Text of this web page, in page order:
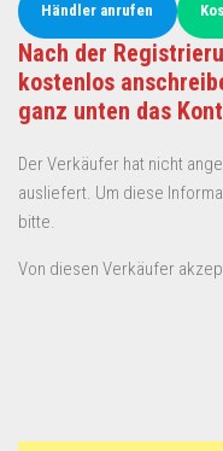
Händler anrufen
Nach der
kostenlos
ganz unten das
Der Verkäufer hat nicht
ausliefert. Um diese
bitte.
Von diesen Verkäufer